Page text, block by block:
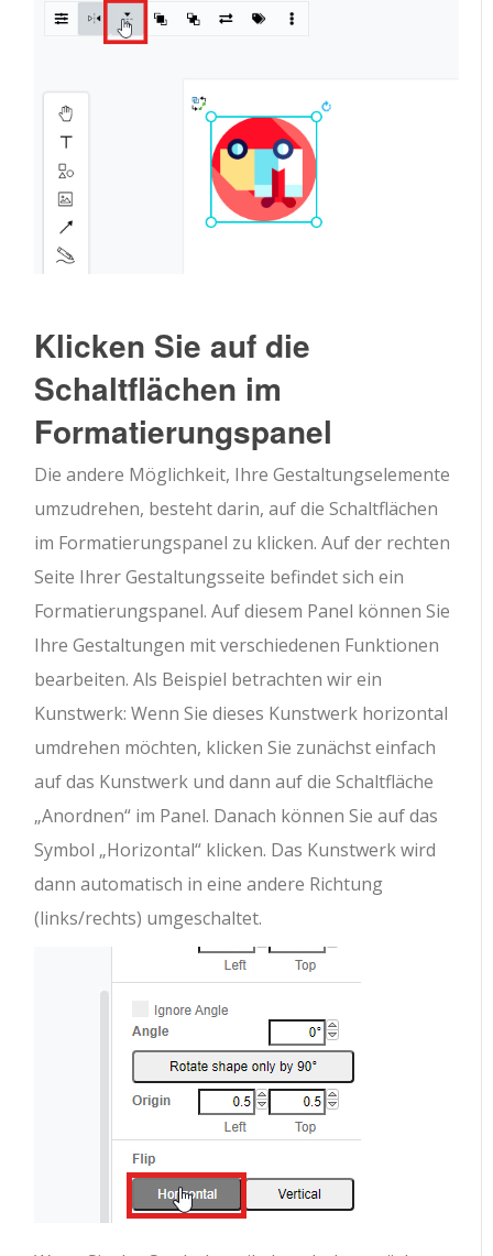
Klicken Sie auf die
Schaltflächen im
Formatierungspanel
Die andere Möglichkeit, Ihre Gestaltungselemente
umzudrehen, besteht darin, auf die Schaltflächen
im Formatierungspanel zu klicken. Auf der rechten
Seite Ihrer Gestaltungsseite befindet sich ein
Formatierungspanel. Auf diesem Panel können Sie
Ihre Gestaltungen mit verschiedenen Funktionen
bearbeiten. Als Beispiel betrachten wir ein
Kunstwerk: Wenn Sie dieses Kunstwerk horizontal
umdrehen möchten, klicken Sie zunächst einfach
auf das Kunstwerk und dann auf die Schaltfläche
„Anordnen“ im Panel. Danach können Sie auf das
Symbol „Horizontal“ klicken. Das Kunstwerk wird
dann automatisch in eine andere Richtung
(links/rechts) umgeschaltet.